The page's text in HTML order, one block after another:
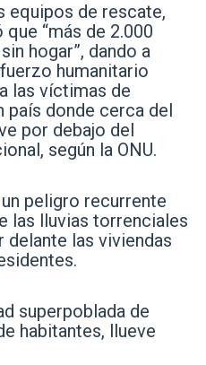
equipos de rescate,
que “más de 2.000
hogar”, dando a
humanitario
las víctimas de
país donde cerca del
por debajo del
según la ONU.
peligro recurrente
las lluvias torrenciales
delante las viviendas
superpoblada de
habitantes, llueve